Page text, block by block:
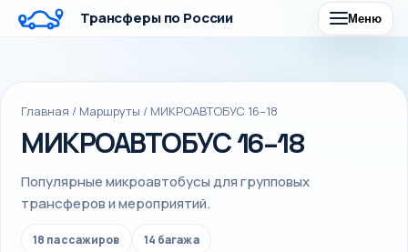
Трансферы по России Меню
Главная / Маршруты / МИКРОАВТОБУС 16–18
МИКРОАВТОБУС 16–18
Популярные микроавтобусы для групповых
трансферов и мероприятий.
18 пассажиров 14 багажа